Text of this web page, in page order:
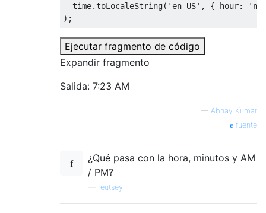
  time
.toLocaleString( 'en-US' , { hour:
);
Ejecutar fragmento de código
Expandir fragmento
Salida: 7:23 AM
— Abhay Kumar
fuente
¿Qué pasa con la hora, minutos y AM
/ PM?
reutsey